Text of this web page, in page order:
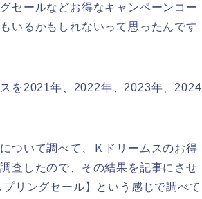
セールなどお得なキャンペーンコー
いるかもしれないって思ったんです
を2021年、2022年、2023年、2024
ついて調べて、Ｋドリームスのお得
査したので、その結果を記事にさせ
リングセール】という感じで調べて